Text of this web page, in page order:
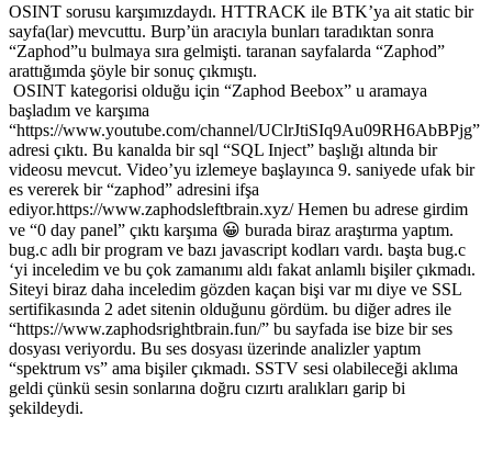
OSINT sorusu karşımızdaydı. HTTRACK ile BTK’ya ait static bir
sayfa(lar) mevcuttu. Burp’ün aracıyla bunları taradıktan sonra
“Zaphod”u bulmaya sıra gelmişti. taranan sayfalarda “Zaphod”
arattığımda şöyle bir sonuç çıkmıştı.
OSINT kategorisi olduğu için “Zaphod Beebox” u aramaya
başladım ve karşıma
“https://www.youtube.com/channel/UClrJtiSIq9Au09RH6AbBPjg”
adresi çıktı. Bu kanalda bir sql “SQL Inject” başlığı altında bir
videosu mevcut. Video’yu izlemeye başlayınca 9. saniyede ufak bir
es vererek bir “zaphod” adresini ifşa
ediyor.https://www.zaphodsleftbrain.xyz/ Hemen bu adrese girdim
ve “0 day panel” çıktı karşıma 😀 burada biraz araştırma yaptım.
bug.c adlı bir program ve bazı javascript kodları vardı. başta bug.c
‘yi inceledim ve bu çok zamanımı aldı fakat anlamlı bişiler çıkmadı.
Siteyi biraz daha inceledim gözden kaçan bişi var mı diye ve SSL
sertifikasında 2 adet sitenin olduğunu gördüm. bu diğer adres ile
“https://www.zaphodsrightbrain.fun/” bu sayfada ise bize bir ses
dosyası veriyordu. Bu ses dosyası üzerinde analizler yaptım
“spektrum vs” ama bişiler çıkmadı. SSTV sesi olabileceği aklıma
geldi çünkü sesin sonlarına doğru cızırtı aralıkları garip bi
şekildeydi.